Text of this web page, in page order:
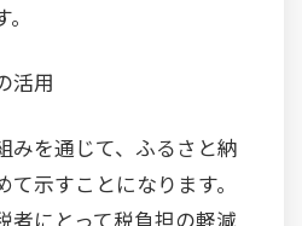
活用
みを通じて、ふるさと納
示すことになります。
者にとって税負担の軽減